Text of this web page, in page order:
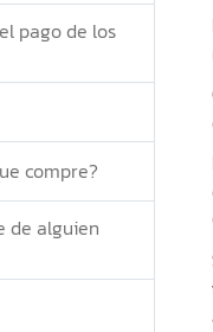
pago de los
compre?
de alguien